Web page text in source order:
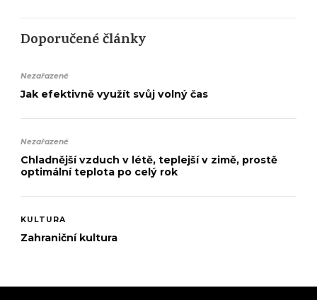
Doporučené články
Nezařazené
Jak efektivně využít svůj volný čas
Nezařazené
Chladnější vzduch v létě, teplejší v zimě, prostě
optimální teplota po celý rok
KULTURA
Zahraniční kultura